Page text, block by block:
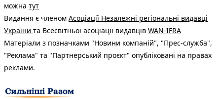
можна тут
Видання є членом Асоціації Незалежні регіональні видавці
України та Всесвітньої асоціації видавців WAN-IFRA
Матеріали з позначками "Новини компаній", "Прес-служба",
"Реклама" та "Партнерський проєкт" опубліковані на правах
реклами.